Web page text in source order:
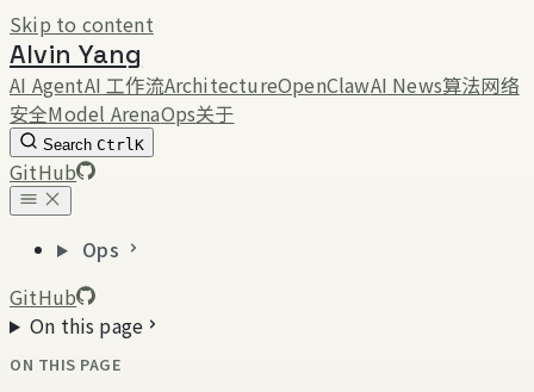
Skip to content
Alvin Yang
AI AgentAI 工作流ArchitectureOpenClawAI News算法网络
安全Model ArenaOps关于
Search CtrlK
GitHub
Ops
GitHub
On this page
ON THIS PAGE